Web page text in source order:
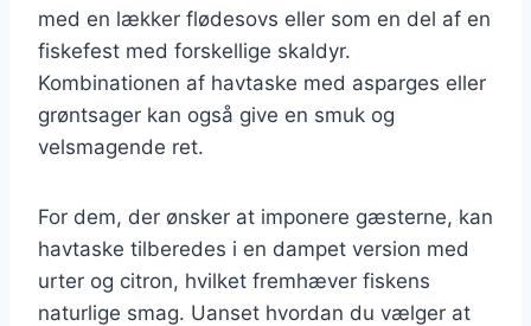
med en lækker flødesovs eller som en del af en
fiskefest med forskellige skaldyr.
Kombinationen af havtaske med asparges eller
grøntsager kan også give en smuk og
velsmagende ret.
For dem, der ønsker at imponere gæsterne, kan
havtaske tilberedes i en dampet version med
urter og citron, hvilket fremhæver fiskens
naturlige smag. Uanset hvordan du vælger at